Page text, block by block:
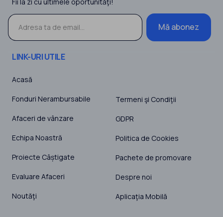
Mă abonez
LINK-URI UTILE
Acasă
Fonduri Nerambursabile
Afaceri de vânzare
Echipa Noastră
Proiecte Câștigate
Evaluare Afaceri
Noutăţi
Termeni şi Condiţii
GDPR
Politica de Cookies
Pachete de promovare
Despre noi
Aplicaţia Mobilă